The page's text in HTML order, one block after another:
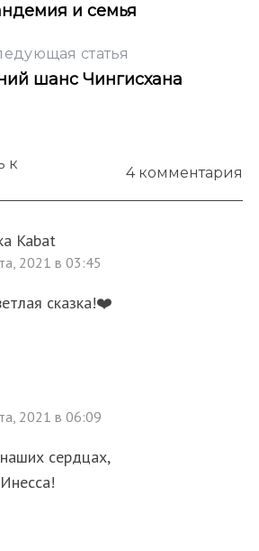
и семья
статья
шанс Чингисхана
к
4 комментария
Kabat
2021 в 03:45
сказка!❤️
2021 в 06:09
сердцах,